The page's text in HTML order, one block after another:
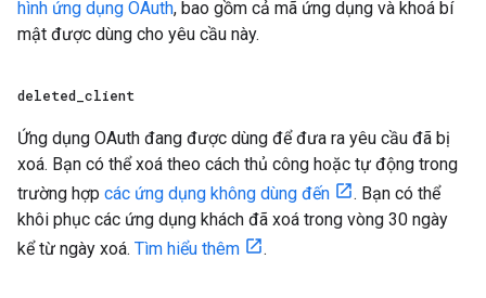
hình ứng dụng OAuth, bao gồm cả mã ứng dụng và khoá bí
mật được dùng cho yêu cầu này.
deleted client
Ứng dụng OAuth đang được dùng để đưa ra yêu cầu đã bị
xoá. Bạn có thể xoá theo cách thủ công hoặc tự động trong
trường hợp các ứng dụng không dùng đến
. Bạn có thể
khôi phục các ứng dụng khách đã xoá trong vòng 30 ngày
kể từ ngày xoá. Tìm hiểu thêm .